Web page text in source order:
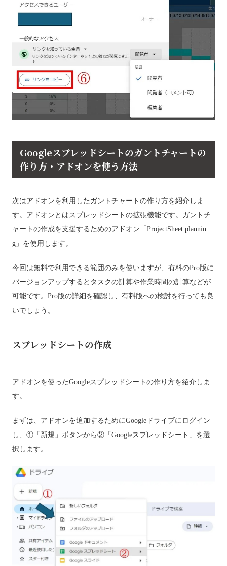
Googleスプレッドシートのガントチャートの
作り方・アドオンを使う方法
次はアドオンを利用したガントチャートの作り方を紹介しま
す。アドオンとはスプレッドシートの拡張機能です。ガントチ
ャートの作成を支援するためのアドオン「ProjectSheet plannin
g」を使用します。
今回は無料で利用できる範囲のみを使いますが、有料のPro版に
バージョンアップするとタスクの計算や作業時間の計算などが
可能です。Pro版の詳細を確認し、有料版への検討を行っても良
いでしょう。
スプレッドシートの作成
アドオンを使ったGoogleスプレッドシートの作り方を紹介しま
す。
まずは、アドオンを追加するためにGoogleドライブにログイン
し、①「新規」ボタンから②「Googleスプレッドシート」を選
択します。